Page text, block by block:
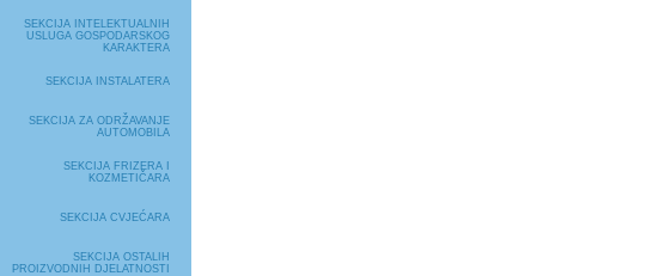
SEKCIJA INTELEKTUALNIH
USLUGA GOSPODARSKOG
KARAKTERA
SEKCIJA INSTALATERA
SEKCIJA ZA ODRŽAVANJE
AUTOMOBILA
SEKCIJA FRIZERA I
KOZMETIČARA
SEKCIJA CVJEĆARA
SEKCIJA OSTALIH
PROIZVODNIH DJELATNOSTI